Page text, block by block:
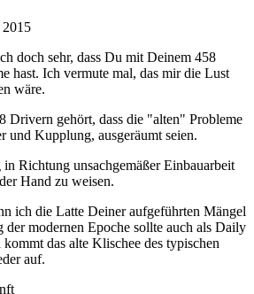
2015
doch sehr, dass Du mit Deinem 458
hast. Ich vermute mal, das mir die Lust
wäre.
Drivern gehört, dass die "alten" Probleme
und Kupplung, ausgeräumt seien.
Richtung unsachgemäßer Einbauarbeit
Hand zu weisen.
ich die Latte Deiner aufgeführten Mängel
der modernen Epoche sollte auch als Daily
das alte Klischee des typischen
auf.